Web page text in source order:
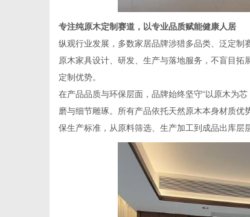
专注纯原木定制赛道，以专业品质赋能健康人居
纵观行业发展，多数家居品牌涉猎多品类、泛定
原木家具设计、研发、生产与落地服务，不盲目
定制优势。
在产品品质与环保层面，品牌始终坚守“以原木为
磨与细节雕琢。所有产品依托天然原木本身材质
保生产标准，从原料筛选、生产加工到成品出库